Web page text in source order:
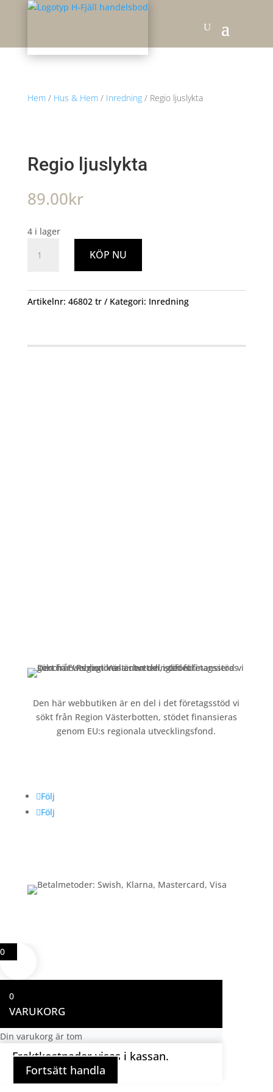
Hem/ Hus & Hem/ Inredning/ Regio ljuslykta
Regio ljuslykta
89.00kr
4 i lager
ljuslykta
KÖP NU
Artikelnr: 46802 tr Kategori: Inredning
Den här webbutiken är en del i det företagsstöd vi
sökt från Region Västerbotten, stödet finansieras
genom EU:s regionala utvecklingsfond.
Följ
Följ
0
0
VARUKORG
Din varukorg är tom
Fraktkostnader visas i kassan.
Fortsätt handla